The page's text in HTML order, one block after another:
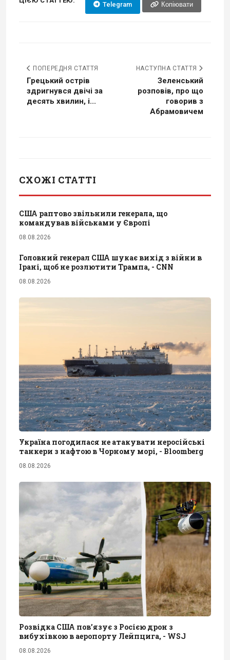
Telegram Копіювати
ПОПЕРЕДНЯ СТАТТЯ
Грецький острів
здригнувся двічі за
десять хвилин, і...
НАСТУПНА СТАТТЯ
Зеленський
розповів, про що
говорив з
Абрамовичем
СХОЖІ СТАТТІ
США раптово звільнили генерала, що
командував військами у Європі
08.08.2026
Головний генерал США шукає вихід з війни в
Ірані, щоб не розлютити Трампа, - CNN
08.08.2026
Україна погодилася не атакувати неросійські
танкери з нафтою в Чорному морі, - Bloomberg
08.08.2026
Розвідка США пов’язує з Росією дрон з
вибухівкою в аеропорту Лейпцига, - WSJ
08.08.2026